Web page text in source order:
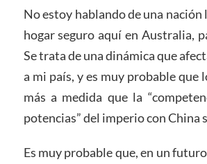
No estoy hablando de una nación
hogar seguro aquí en Australia,
Se trata de una dinámica que
a mi país, y es muy probable que
más a medida que la
potencias” del imperio con China
Es muy probable que, en un